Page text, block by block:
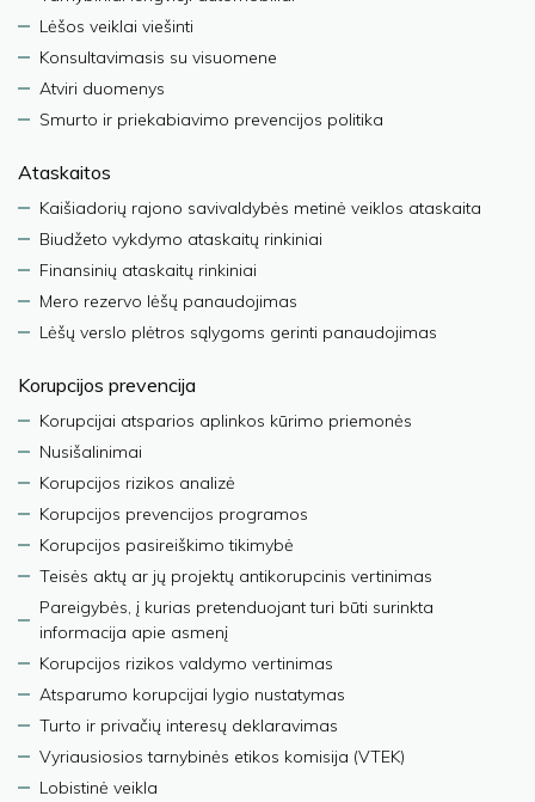
Lėšos veiklai viešinti
Konsultavimasis su visuomene
Atviri duomenys
Smurto ir priekabiavimo prevencijos politika
Ataskaitos
Kaišiadorių rajono savivaldybės metinė veiklos ataskaita
Biudžeto vykdymo ataskaitų rinkiniai
Finansinių ataskaitų rinkiniai
Mero rezervo lėšų panaudojimas
Lėšų verslo plėtros sąlygoms gerinti panaudojimas
Korupcijos prevencija
Korupcijai atsparios aplinkos kūrimo priemonės
Nusišalinimai
Korupcijos rizikos analizė
Korupcijos prevencijos programos
Korupcijos pasireiškimo tikimybė
Teisės aktų ar jų projektų antikorupcinis vertinimas
Pareigybės, į kurias pretenduojant turi būti surinkta
informacija apie asmenį
Korupcijos rizikos valdymo vertinimas
Atsparumo korupcijai lygio nustatymas
Turto ir privačių interesų deklaravimas
Vyriausiosios tarnybinės etikos komisija (VTEK)
Lobistinė veikla